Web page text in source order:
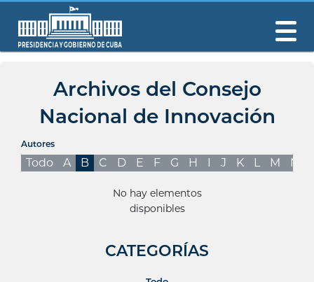
Archivos del Consejo
Nacional de Innovación
Autores
Todo A B C D E F G H I J K L M N
No hay elementos
disponibles
CATEGORÍAS